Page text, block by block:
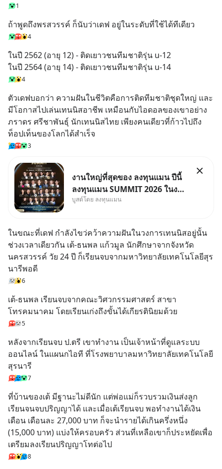
1
ถ้าพูดถึงพรสวรรค์ ก็นับว่าเดฟ อยู่ในระดับที่ใช้ได้ทีเดียว
4
ในปี 2562 (อายุ 12) - ติดเยาวชนทีมชาติรุ่น u-12
ในปี 2564 (อายุ 14) - ติดเยาวชนทีมชาติรุ่น u-14
4
ตัวเดฟบอกว่า ความฝันในชีวิตคือการติดทีมชาติชุดใหญ่ และ
มีโอกาสไปเล่นเทนนิสอาชีพ เหมือนกับไอดอลของเขาอย่าง
ภราดร ศรีชาพันธุ์ นักเทนนิสไทย เพียงคนเดียวที่ก้าวไปถึง
ท็อปเท็นของโลกได้สำเร็จ
3
งานใหญ่ที่สุดของ ลงทุนแมน ปีนี้
ลงทุนแมน SUMMIT 2026 ในงาน
นี้จะมีเจ้าของธุรกิจ Dr.PONG,
MizuMi, KARMART, อิชิตัน มา
แชร์ความรู้การสร้างธุรกิจ
บูสต์โดย ลงทุนแมน
ในขณะที่เดฟ กำลังไขว่คว้าความฝันในวงการเทนนิสอยู่นั้น
ช่วงเวลาเดียวกัน เต้-ธนพล แก้วมูล นักศึกษาจากจังหวัด
นครสวรรค์ วัย 24 ปี ก็เรียนจบจากมหาวิทยาลัยเทคโนโลยีสุร
นารีพอดี
6
เต้-ธนพล เรียนจบจากคณะวิศวกรรมศาสตร์ สาขา
โทรคมนาคม โดยเรียนเก่งถึงขั้นได้เกียรตินิยมด้วย
5
หลังจากเรียนจบ ป.ตรี เขาทำงาน เป็นเจ้าหน้าที่ดูแลระบบ
ออนไลน์ ในแผนกไอที ที่โรงพยาบาลมหาวิทยาลัยเทคโนโลยี
สุรนารี
7
ที่บ้านของเต้ มีฐานะไม่ดีนัก แต่พ่อแม่ก็รวบรวมเงินส่งลูก
เรียนจนจบปริญญาได้ และเมื่อเต้เรียนจบ พอทำงานได้เงิน
เดือน เดือนละ 27,000 บาท ก็จะนำรายได้เกินครึ่งหนึ่ง
(15,000 บาท) แบ่งให้ครอบครัว ส่วนที่เหลือเขาก็ประหยัดเพื่อ
เตรียมลงเรียนปริญญาโทต่อไป
8